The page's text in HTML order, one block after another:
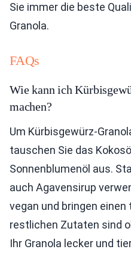
Sie immer die beste
Granola.
FAQs
Wie kann ich
machen?
Um Kürbisgewürz-
tauschen Sie das
Sonnenblumenöl aus.
auch Agavensirup
vegan und bringen einen
restlichen Zutaten sind
Ihr Granola lecker und